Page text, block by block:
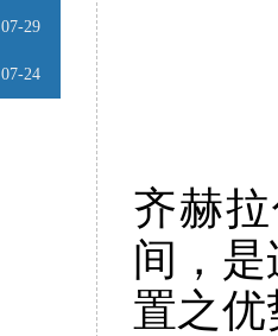
07-29
07-24
齐赫
间，
置之